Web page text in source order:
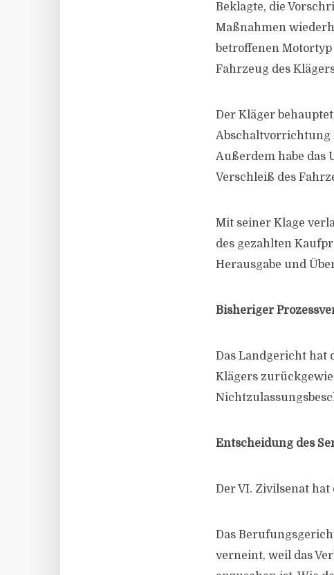
Beklagte, die
Maßnahmen
betroffenen
Fahrzeug des
Der Kläger
Abschaltvorrichtung
Außerdem habe das
Verschleiß des
Mit seiner Klage
des gezahlten
Herausgabe und
Bisheriger
Das Landgericht hat
Klägers
Entscheidung des
Der VI. Zivilsenat
Das
verneint, weil das